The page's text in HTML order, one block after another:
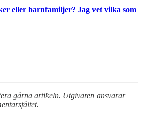
eller barnfamiljer? Jag vet vilka som
gärna artikeln. Utgivaren ansvarar